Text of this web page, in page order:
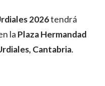
2026tendrá
la Plaza Hermandad
Cantabria.